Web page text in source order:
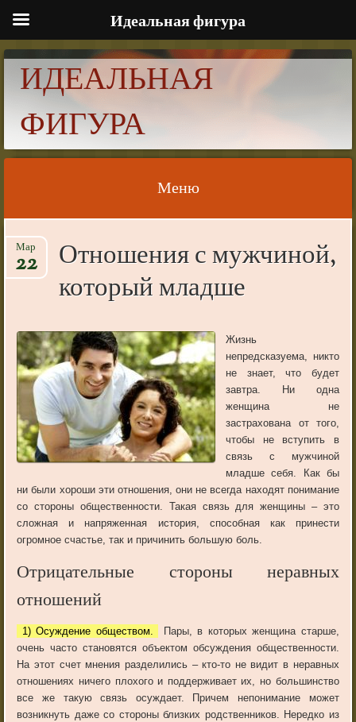
ИДЕАЛЬНАЯ
ФИГУРА
Меню
Skip to content
Отношения с мужчиной,
который младше
Мар
22
Жизнь
непредсказуема, никто
не знает, что будет
завтра. Ни одна
женщина не
застрахована от того,
чтобы не вступить в
связь с мужчиной
младше себя. Как бы
ни были хороши эти отношения, они не всегда находят понимание
со стороны общественности. Такая связь для женщины – это
сложная и напряженная история, способная как принести
огромное счастье, так и причинить большую боль.
Отрицательные стороны неравных
отношений
1) Осуждение обществом.
Пары, в которых женщина старше,
очень часто становятся объектом обсуждения общественности.
На этот счет мнения разделились – кто-то не видит в неравных
отношениях ничего плохого и поддерживает их, но большинство
все же такую связь осуждает. Причем непонимание может
возникнуть даже со стороны близких родственников. Нередко из
Идеальная фигура